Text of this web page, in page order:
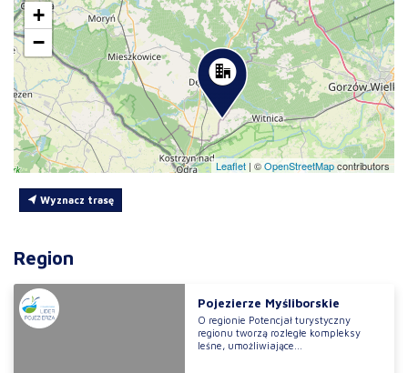
+
−
Leaflet | ©OpenStreetMapcontributors
Wyznacz trasę
Region
Pojezierze Myśliborskie
O regionie Potencjał turystyczny
regionu tworzą rozległe kompleksy
leśne, umożliwiające...